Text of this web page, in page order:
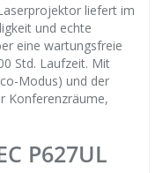
liefert im
und echte
eine wartungsfreie
Std. Laufzeit. Mit
Modus) und der
Konferenzräume,
P627UL